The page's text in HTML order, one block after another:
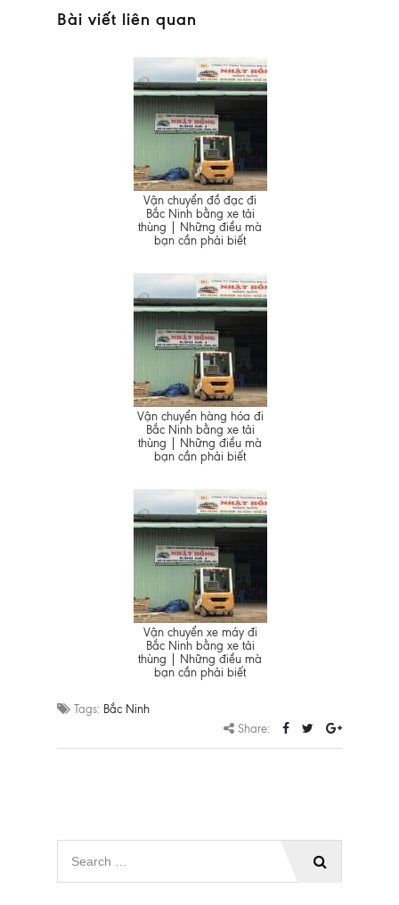
Bài viết liên quan
Vận chuyển đồ đạc đi
Bắc Ninh bằng xe tải
thùng | Những điều mà
bạn cần phải biết
Vận chuyển hàng hóa đi
Bắc Ninh bằng xe tải
thùng | Những điều mà
bạn cần phải biết
Vận chuyển xe máy đi
Bắc Ninh bằng xe tải
thùng | Những điều mà
bạn cần phải biết
Tags: Bắc Ninh
Share: